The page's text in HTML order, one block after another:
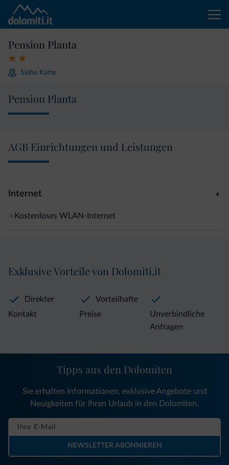
Pension Planta
Siehe Karte
Pension Planta
AGB Einrichtungen und Leistungen
Internet
Kostenloses WLAN-Internet
Exklusive Vorteile von Dolomiti.it
Direkter
Kontakt
Vorteilhafte
Preise
Unverbindliche
Anfragen
Tipps aus den Dolomiten
Sie erhalten Informationen, exklusive Angebote und
Neuigkeiten für Ihren Urlaub in den Dolomiten.
NEWSLETTER ABONNIEREN